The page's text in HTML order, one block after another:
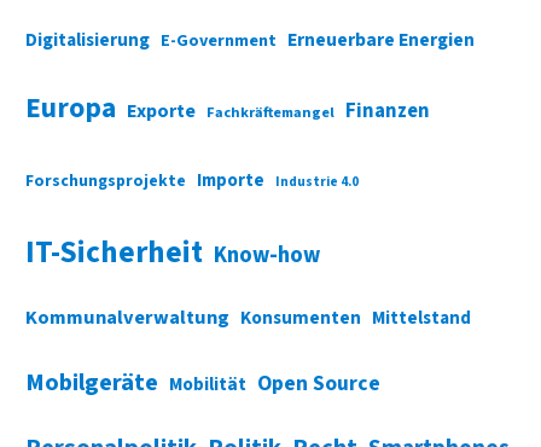
Digitalisierung E-Government Erneuerbare Energien
Europa Exporte Fachkräftemangel Finanzen
Forschungsprojekte Importe Industrie 4.0
IT-Sicherheit Know-how
Kommunalverwaltung Konsumenten Mittelstand
Mobilgeräte Mobilität Open Source